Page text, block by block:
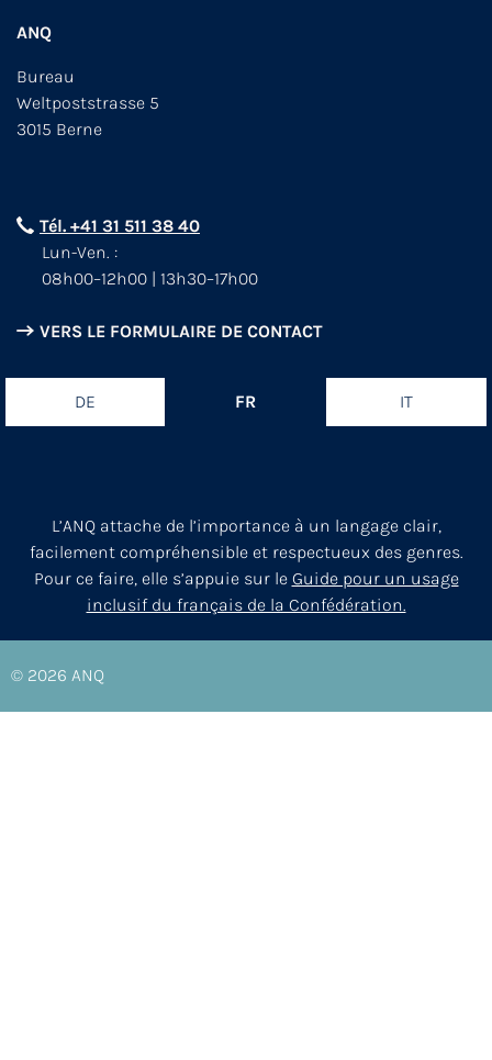
ANQ
Bureau
Weltpoststrasse 5
3015 Berne
Tél. +41 31 511 38 40
Lun-Ven. :
08h00–12h00 | 13h30–17h00
VERS LE FORMULAIRE DE CONTACT
DE FR IT
L’ANQ attache de l’importance à un langage clair,
facilement compréhensible et respectueux des genres.
Pour ce faire, elle s’appuie sur le Guide pour un usage
inclusif du français de la Confédération.
© 2026 ANQ